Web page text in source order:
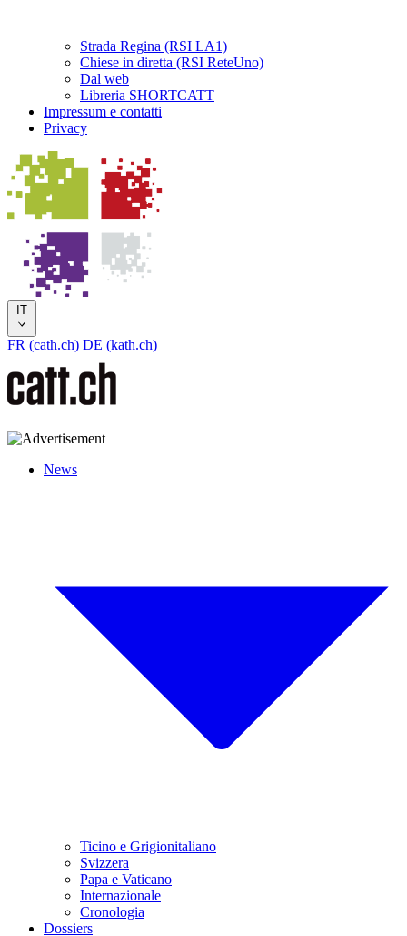
Strada Regina (RSI LA1)
Chiese in diretta (RSI ReteUno)
Dal web
Libreria SHORTCATT
Impressum e contatti
Privacy
IT
FR (cath.ch) DE (kath.ch)
News
Ticino e Grigionitaliano
Svizzera
Papa e Vaticano
Internazionale
Cronologia
Dossiers